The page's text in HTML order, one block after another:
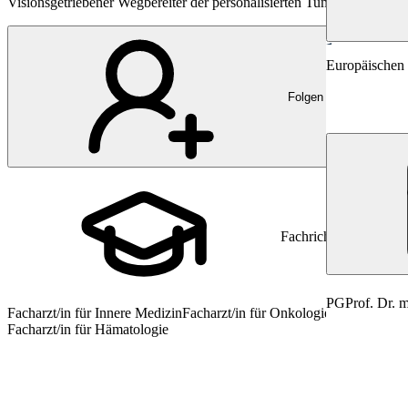
Folgen
Fachrichtung
Facharzt/in für Innere MedizinFacharzt/in für Onkologie
Facharzt/in für Hämatologie
Onkologie
Prof. Dr.
PGProf. Dr.